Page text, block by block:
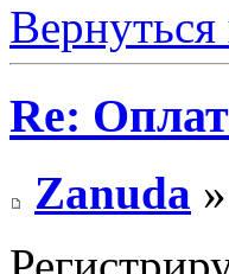
Вернуться
Re:
Zanuda